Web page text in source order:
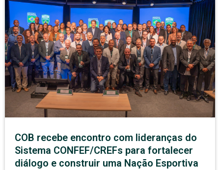
COB recebe encontro com lideranças do
Sistema CONFEF/CREFs para fortalecer
diálogo e construir uma Nação Esportiva